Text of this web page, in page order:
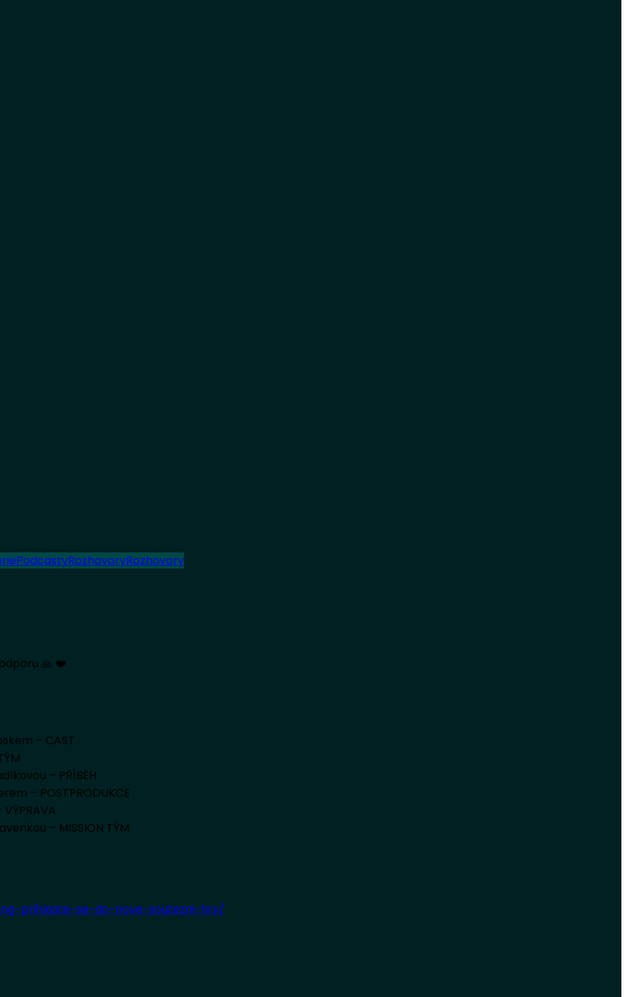
PodcastyRozhovoryRozhovory
🙏 ❤️
– CAST
– PŘÍBĚH
– POSTPRODUKCE
– MISSION TÝM
prihlaste-se-do-nove-soutezni-hry/